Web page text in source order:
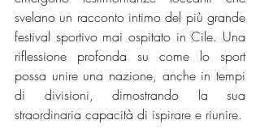
svelano un racconto intimo del più grande
festival sportivo mai ospitato in Cile. Una
riflessione profonda su come lo sport
possa unire una nazione, anche in tempi
di divisioni, dimostrando la sua
straordinaria capacità di ispirare e riunire.